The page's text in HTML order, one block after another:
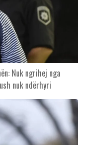
Nuk ngrihej nga
nuk ndërhyri